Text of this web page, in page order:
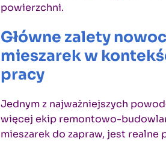
powierzchni.
Główne zalety
mieszarek w
pracy
Jednym z najważniejszych
więcej ekip remontowo-
mieszarek do zapraw, jest realne